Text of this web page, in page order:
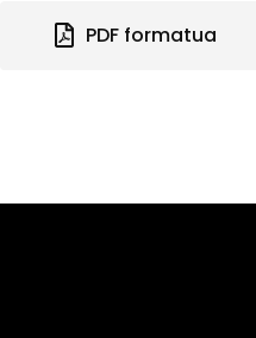
PDF formatua